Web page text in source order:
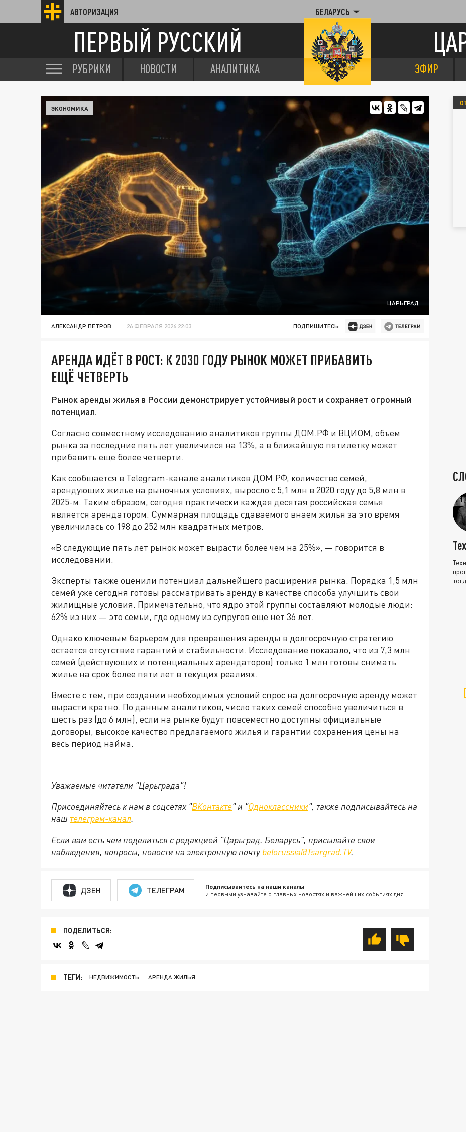
АВТОРИЗАЦИЯ БЕЛАРУСЬ
ПЕРВЫЙ РУССКИЙ
РУБРИКИ НОВОСТИ АНАЛИТИКА ЭФИР
ЦАРЬГРАД
ЭКОНОМИКА
АЛЕКСАНДР ПЕТРОВ 26 ФЕВРАЛЯ 2026 22:03 ПОДПИШИТЕСЬ:
АРЕНДА ИДЁТ В РОСТ: К 2030 ГОДУ РЫНОК МОЖЕТ ПРИБАВИТЬ
ЕЩЁ ЧЕТВЕРТЬ
Рынок аренды жилья в России демонстрирует устойчивый рост и сохраняет огромный
потенциал.
Согласно совместному исследованию аналитиков группы ДОМ.РФ и ВЦИОМ, объем
рынка за последние пять лет увеличился на 13%, а в ближайшую пятилетку может
прибавить еще более четверти.
Как сообщается в Telegram-канале аналитиков ДОМ.РФ, количество семей,
арендующих жилье на рыночных условиях, выросло с 5,1 млн в 2020 году до 5,8 млн в
2025-м. Таким образом, сегодня практически каждая десятая российская семья
является арендатором. Суммарная площадь сдаваемого внаем жилья за это время
увеличилась со 198 до 252 млн квадратных метров.
«В следующие пять лет рынок может вырасти более чем на 25%», — говорится в
исследовании.
Эксперты также оценили потенциал дальнейшего расширения рынка. Порядка 1,5 млн
семей уже сегодня готовы рассматривать аренду в качестве способа улучшить свои
жилищные условия. Примечательно, что ядро этой группы составляют молодые люди:
62% из них — это семьи, где одному из супругов еще нет 36 лет.
Однако ключевым барьером для превращения аренды в долгосрочную стратегию
остается отсутствие гарантий и стабильности. Исследование показало, что из 7,3 млн
семей (действующих и потенциальных арендаторов) только 1 млн готовы снимать
жилье на срок более пяти лет в текущих реалиях.
Вместе с тем, при создании необходимых условий спрос на долгосрочную аренду может
вырасти кратно. По данным аналитиков, число таких семей способно увеличиться в
шесть раз (до 6 млн), если на рынке будут повсеместно доступны официальные
договоры, высокое качество предлагаемого жилья и гарантии сохранения цены на
весь период найма.
Уважаемые читатели "Царьграда"!
Присоединяйтесь к нам в соцсетях "ВКонтакте" и "Одноклассники", также подписывайтесь на
наш телеграм-канал.
Если вам есть чем поделиться с редакцией "Царьград. Беларусь", присылайте свои
наблюдения, вопросы, новости на электронную почту belorussia@Tsargrad.TV.
ДЗЕН ТЕЛЕГРАМ Подписывайтесь на наши каналы
и первыми узнавайте о главных новостях и важнейших событиях дня.
ПОДЕЛИТЬСЯ:
ТЕГИ: НЕДВИЖИМОСТЬ АРЕНДА ЖИЛЬЯ